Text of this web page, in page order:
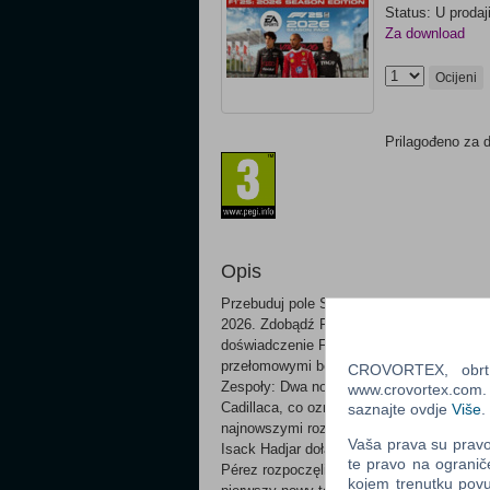
Status: U prodaji
Za download
Ocijeni
Prilagođeno za
Opis
Przebuduj pole Startowe dzięki ewolucji
2026. Zdobądź F1® 25 i Pakiet Sezonu
doświadczenie Formula One®. Przejedź
przełomowymi bolidami z 2026 roku,
Zespoły: Dwa nowe zespoły
Cadillaca, co oznacza, że ​​kolejne drugie
najnowszymi rozstawieniami kierowców,
Isack Hadjar dołącza do Maxa
Pérez rozpoczęli debiut Cadillaca. Nowy
CROVORTEX,
saznajte ovdje Više
Vaša prava su
te pravo na
kojem trenutku